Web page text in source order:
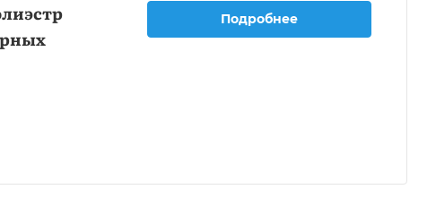
Подробнее